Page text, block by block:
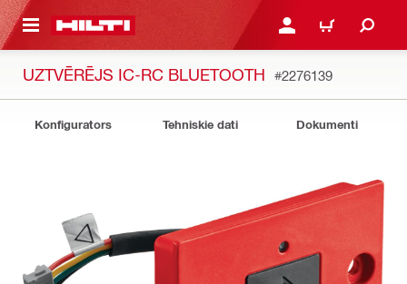
SATURU PIESLĒGTIES VAI
IEPIRKŠANĀS
UZTVĒRĒJS IC-RC BLUETOOTH #2276139
Konfigurators Tehniskie dati Dokumenti